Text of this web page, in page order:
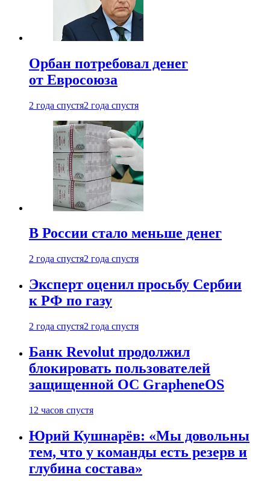
Орбан потребовал денег
от Евросоюза
2 года спустя2 года спустя
В России стало меньше денег
2 года спустя2 года спустя
Эксперт оценил просьбу Сербии
к РФ по газу
2 года спустя2 года спустя
Банк Revolut продолжил
блокировать пользователей
защищенной ОС GrapheneOS
12 часов спустя
Юрий Кушнарёв: «Мы довольны
тем, что у команды есть резерв и
глубина состава»